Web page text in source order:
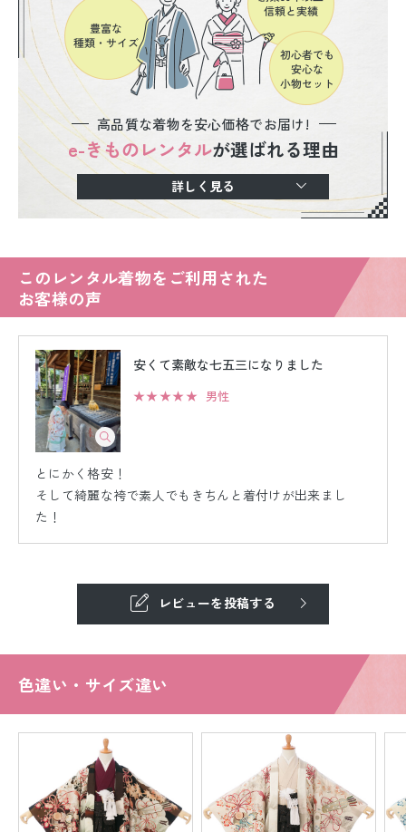
高品質な着物を安心価格でお届け!
e-きものレンタルが選ばれる理由
詳しく見る
このレンタル着物をご利用された
お客様の声
安くて素敵な七五三になりました
★★★★★ 男性
とにかく格安！
そして綺麗な袴で素人でもきちんと着付けが出来まし
た！
レビューを投稿する
色違い・サイズ違い